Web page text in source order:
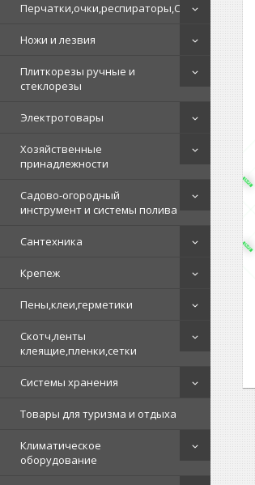
Перчатки,очки,респираторы,СИЗ
Ножи и лезвия
Плиткорезы ручные и
стеклорезы
Электротовары
Хозяйственные
принадлежности
Садово-огородный
инструмент и системы полива
Сантехника
Крепеж
Пены,клеи,герметики
Скотч,ленты
клеящие,пленки,сетки
Системы хранения
Товары для туризма и отдыха
Климатическое
оборудование